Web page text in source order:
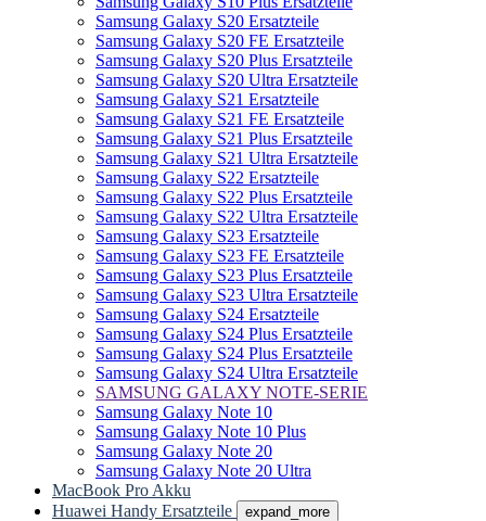
Samsung Galaxy S20 Ersatzteile
Samsung Galaxy S20 FE Ersatzteile
Samsung Galaxy S20 Plus Ersatzteile
Samsung Galaxy S20 Ultra Ersatzteile
Samsung Galaxy S21 Ersatzteile
Samsung Galaxy S21 FE Ersatzteile
Samsung Galaxy S21 Plus Ersatzteile
Samsung Galaxy S21 Ultra Ersatzteile
Samsung Galaxy S22 Ersatzteile
Samsung Galaxy S22 Plus Ersatzteile
Samsung Galaxy S22 Ultra Ersatzteile
Samsung Galaxy S23 Ersatzteile
Samsung Galaxy S23 FE Ersatzteile
Samsung Galaxy S23 Plus Ersatzteile
Samsung Galaxy S23 Ultra Ersatzteile
Samsung Galaxy S24 Ersatzteile
Samsung Galaxy S24 Plus Ersatzteile
Samsung Galaxy S24 Plus Ersatzteile
Samsung Galaxy S24 Ultra Ersatzteile
SAMSUNG GALAXY NOTE-SERIE
Samsung Galaxy Note 10
Samsung Galaxy Note 10 Plus
Samsung Galaxy Note 20
Samsung Galaxy Note 20 Ultra
MacBook Pro Akku
Huawei Handy Ersatzteile
expand_more